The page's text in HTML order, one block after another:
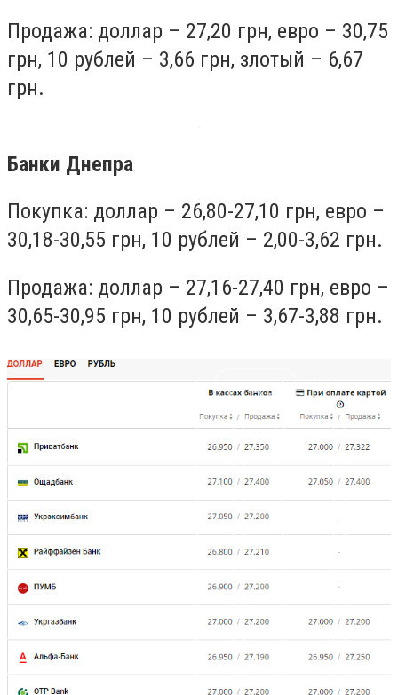
Продажа: доллар – 27,20 грн, евро – 30,75
грн, 10 рублей – 3,66 грн, злотый – 6,67
грн.
Банки Днепра
Покупка: доллар – 26,80-27,10 грн, евро –
30,18-30,55 грн, 10 рублей – 2,00-3,62 грн.
Продажа: доллар – 27,16-27,40 грн, евро –
30,65-30,95 грн, 10 рублей – 3,67-3,88 грн.